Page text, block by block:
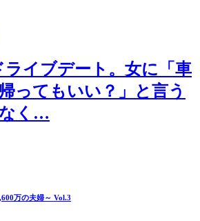
ライブデート。女に「車
ってもいい？」と言う
く…
万の夫婦～ Vol.3